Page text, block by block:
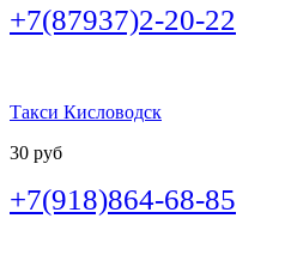
+7(87937)2-20-22
Такси Кисловодск
30 руб
+7(918)864-68-85